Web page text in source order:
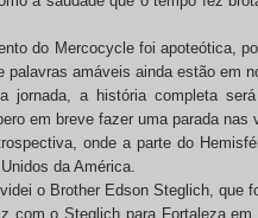
do Mercocycle foi apoteótica,
palavras amáveis ainda estão em
jornada, a história completa
em breve fazer uma parada
onde a parte do
da América.
o Brother Edson Steglich, que
com o Steglich para Fortaleza